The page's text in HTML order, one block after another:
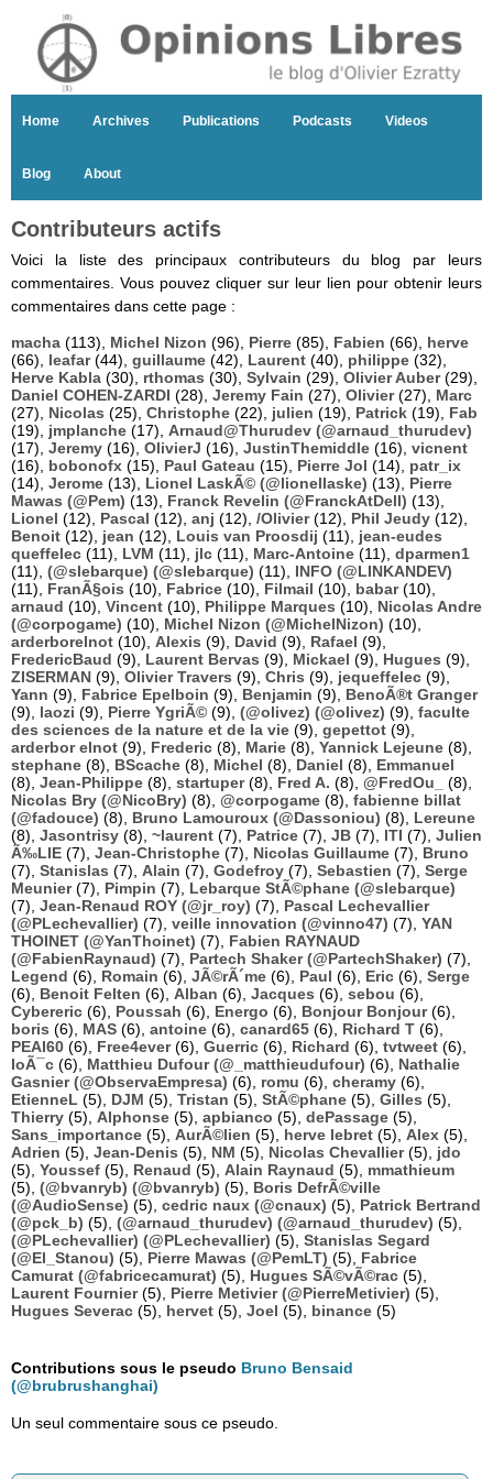
Home Archives Publications Podcasts Videos
Blog About
Contributeurs actifs
Voici la liste des principaux contributeurs du blog par leurs
commentaires. Vous pouvez cliquer sur leur lien pour obtenir leurs
commentaires dans cette page :
macha (113), Michel Nizon (96), Pierre (85), Fabien (66), herve
(66), leafar(44), guillaume (42), Laurent (40), philippe (32),
Herve Kabla (30), rthomas (30), Sylvain (29), Olivier Auber(29),
Daniel COHEN-ZARDI (28), Jeremy Fain (27), Olivier(27), Marc
(27), Nicolas (25), Christophe (22), julien (19), Patrick (19), Fab
(19), jmplanche (17), Arnaud@Thurudev (@arnaud_thurudev)
(17), Jeremy (16), OlivierJ (16), JustinThemiddle (16), vicnent
(16), bobonofx (15), Paul Gateau (15), Pierre Jol (14), patr_ix
(14), Jerome (13), Lionel LaskÃ© (@lionellaske) (13), Pierre
Mawas (@Pem) (13), Franck Revelin (@FranckAtDell) (13),
Lionel (12), Pascal (12), anj (12), /Olivier(12), Phil Jeudy (12),
Benoit (12), jean (12), Louis van Proosdij (11), jean-eudes
queffelec (11), LVM (11), jlc (11), Marc-Antoine (11), dparmen1
(11), (@slebarque) (@slebarque) (11), INFO (@LINKANDEV)
(11), FranÃ§ois (10), Fabrice (10), Filmail (10), babar(10),
arnaud (10), Vincent (10), Philippe Marques (10), Nicolas Andre
(@corpogame) (10), Michel Nizon (@MichelNizon) (10),
arderborelnot (10), Alexis (9), David (9), Rafael (9),
FredericBaud (9), Laurent Bervas (9), Mickael (9), Hugues (9),
ZISERMAN (9), Olivier Travers (9), Chris (9), jequeffelec (9),
Yann (9), Fabrice Epelboin (9), Benjamin (9), BenoÃ®t Granger
(9), laozi (9), Pierre YgriÃ© (9), (@olivez) (@olivez) (9), faculte
des sciences de la nature et de la vie (9), gepettot (9),
arderbor elnot (9), Frederic (8), Marie (8), Yannick Lejeune (8),
stephane (8), BScache (8), Michel (8), Daniel (8), Emmanuel
(8), Jean-Philippe (8), startuper(8), Fred A. (8), @FredOu_
(8),
Nicolas Bry (@NicoBry) (8), @corpogame (8), fabienne billat
(@fadouce) (8), Bruno Lamouroux (@Dassoniou) (8), Lereune
(8), Jasontrisy (8), ~laurent (7), Patrice (7), JB (7), ITI (7), Julien
Ã‰LIE (7), Jean-Christophe (7), Nicolas Guillaume (7), Bruno
(7), Stanislas (7), Alain (7), Godefroy (7), Sebastien (7), Serge
Meunier(7), Pimpin (7), Lebarque StÃ©phane (@slebarque)
(7), Jean-Renaud ROY (@jr_roy) (7), Pascal Lechevallier
(@PLechevallier) (7), veille innovation (@vinno47) (7), YAN
THOINET (@YanThoinet) (7), Fabien RAYNAUD
(@FabienRaynaud) (7), Partech Shaker (@PartechShaker) (7),
Legend (6), Romain (6), JÃ©rÃ´me (6), Paul (6), Eric (6), Serge
(6), Benoit Felten (6), Alban (6), Jacques (6), sebou (6),
Cybereric (6), Poussah (6), Energo (6), Bonjour Bonjour(6),
boris (6), MAS (6), antoine (6), canard65 (6), Richard T (6),
PEAI60 (6), Free4ever(6), Guerric (6), Richard (6), tvtweet (6),
loÃ¯c (6), Matthieu Dufour (@_matthieudufour) (6), Nathalie
Gasnier (@ObservaEmpresa) (6), romu (6), cheramy (6),
EtienneL (5), DJM (5), Tristan (5), StÃ©phane (5), Gilles (5),
Thierry (5), Alphonse (5), apbianco (5), dePassage (5),
Sans_importance (5), AurÃ©lien (5), herve lebret (5), Alex (5),
Adrien (5), Jean-Denis (5), NM (5), Nicolas Chevallier(5), jdo
(5), Youssef (5), Renaud (5), Alain Raynaud (5), mmathieum
(5), (@bvanryb) (@bvanryb) (5), Boris DefrÃ©ville
(@AudioSense) (5), cedric naux (@cnaux) (5), Patrick Bertrand
(@pck_b) (5), (@arnaud_thurudev) (@arnaud_thurudev) (5),
(@PLechevallier) (@PLechevallier) (5), Stanislas Segard
(@El_Stanou) (5), Pierre Mawas (@PemLT) (5), Fabrice
Camurat (@fabricecamurat) (5), Hugues SÃ©vÃ©rac (5),
Laurent Fournier(5), Pierre Metivier (@PierreMetivier) (5),
Hugues Severac (5), hervet (5), Joel (5), binance (5)
Contributions sous le pseudo Bruno Bensaid
(@brubrushanghai)
Un seul commentaire sous ce pseudo.